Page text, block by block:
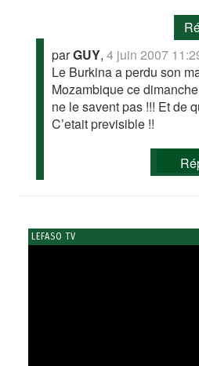
parGUY,4 juin 2007
Le Burkina a perdu son
Mozambique ce
ne le savent pas !!! Et de
C’etait previsible !!
LEFASO TV